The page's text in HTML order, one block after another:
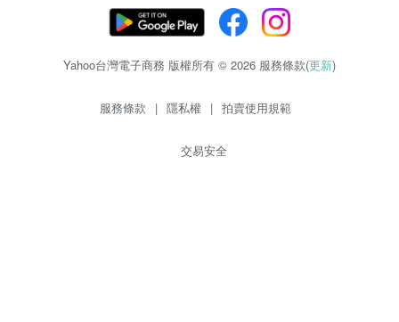
Yahoo台灣電子商務 版權所有 © 2026 服務條款(更新)
服務條款 | 隱私權 | 拍賣使用規範
交易安全